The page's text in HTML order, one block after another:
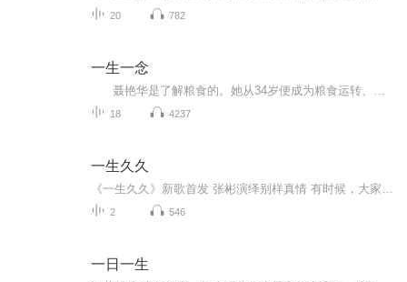
20 782
一生一念
18 4237
一生久久
2 546
一日一生